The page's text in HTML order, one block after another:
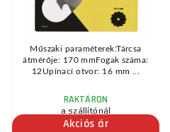
Műszaki paraméterek:Tárcsa
átmérője: 170 mmFogak száma:
12Upínací otvor: 16 mm ...
RAKTÁRON
a szállítónál
Akciós ár